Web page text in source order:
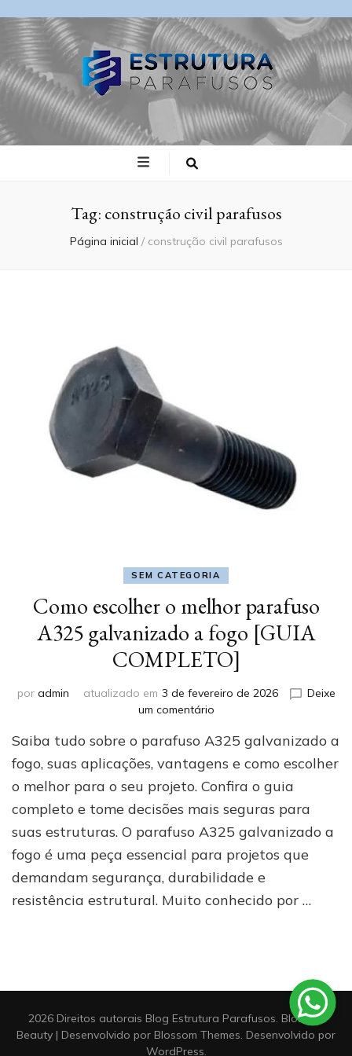
Blog Estrutura
Parafusos
Tag: construção civil parafusos
Página inicial / construção civil parafusos
SEM CATEGORIA
Como escolher o melhor parafuso
A325 galvanizado a fogo [GUIA
COMPLETO]
por admin atualizado em 3 de fevereiro de 2026
Deixe
um comentárioem
escolher
o
parafuso
A325
galvanizado
a
fogo
[GUIA
Saiba tudo sobre o parafuso A325 galvanizado a
fogo, suas aplicações, vantagens e como escolher
o melhor para o seu projeto. Confira o guia
completo e tome decisões mais seguras para
suas estruturas. O parafuso A325 galvanizado a
fogo é uma peça essencial para projetos que
demandam segurança, durabilidade e
resistência estrutural. Muito conhecido por …
2026 Direitos autorais Blog Estrutura Parafusos. Blossom
Beauty | Desenvolvido por Blossom Themes. Desenvolvido por
WordPress.